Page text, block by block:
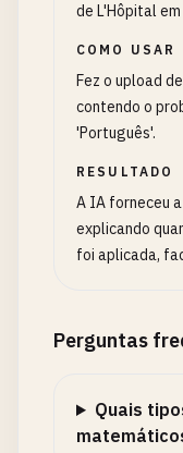
de L'Hôpital
COMO USAR
Fez o upload
contendo o
'Português'.
RESULTADO
A IA forneceu
explicando
foi aplicada,
Perguntas
Quais